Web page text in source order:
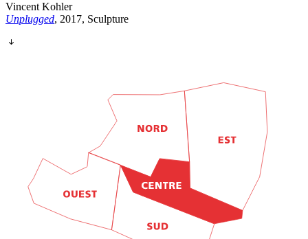
Vincent Kohler
Unplugged, 2017, Sculpture